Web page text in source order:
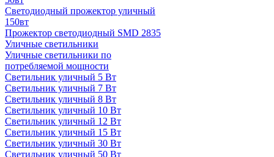
Светодиодный прожектор уличный
150вт
Прожектор светодиодный SMD 2835
Уличные светильники
Уличные светильники по
потребляемой мощности
Светильник уличный 5 Вт
Светильник уличный 7 Вт
Светильник уличный 8 Вт
Светильник уличный 10 Вт
Светильник уличный 12 Вт
Светильник уличный 15 Вт
Светильник уличный 30 Вт
Светильник уличный 50 Вт